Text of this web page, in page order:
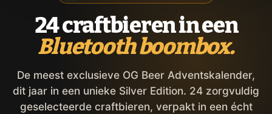
24 craftbieren in een
Bluetooth boombox.
De meest exclusieve OG Beer Adventskalender,
dit jaar in een unieke Silver Edition. 24 zorgvuldig
geselecteerde craftbieren, verpakt in een écht